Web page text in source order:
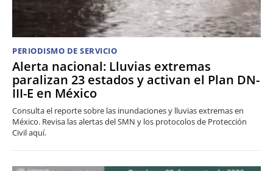
PERIODISMO DE SERVICIO
Alerta nacional: Lluvias extremas
paralizan 23 estados y activan el Plan DN-
III-E en México
Consulta el reporte sobre las inundaciones y lluvias extremas en
México. Revisa las alertas del SMN y los protocolos de Protección
Civil aquí.